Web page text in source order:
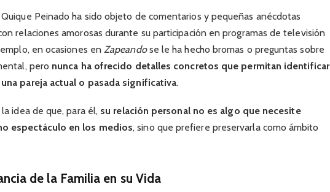
Peinado ha sido objeto de comentarios y pequeñas anécdotas
relaciones amorosas durante su participación en programas de televisión
en ocasiones enZapeandose le ha hecho bromas o preguntas sobre
pero nunca ha ofrecido detalles concretos que permitan identificar
pareja actual o pasada significativa.
idea de que, para él, su relación personal no es algo que necesite
espectáculo en los medios, sino que prefiere preservarla como ámbito
de la Familia en su Vida